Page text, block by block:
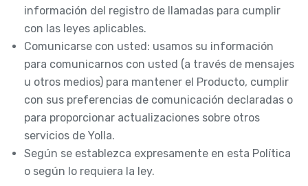
información del registro de llamadas para cumplir
con las leyes aplicables.
Comunicarse con usted: usamos su información
para comunicarnos con usted (a través de mensajes
u otros medios) para mantener el Producto, cumplir
con sus preferencias de comunicación declaradas o
para proporcionar actualizaciones sobre otros
servicios de Yolla.
Según se establezca expresamente en esta Política
o según lo requiera la ley.